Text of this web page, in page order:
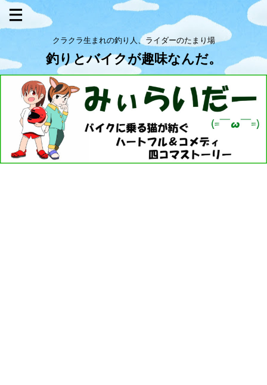
クラクラ生まれの釣り人、ライダーのたまり場
釣りとバイクが趣味なんだ。